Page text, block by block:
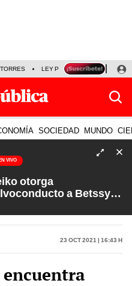
LEY PULPÍN PRECIO DEL
SOCIEDAD MUNDO
VIVO
otorga
a Betssy
| Sin Guion con
María Palacios
23 Oct 2021 | 16:43 h